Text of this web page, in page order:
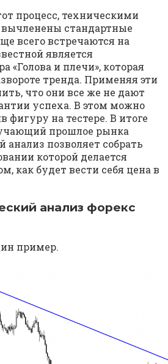
процесс, техническими
стандартные
всего встречаются на
является
«Голова и плечи», которая
тренда. Применяя эти
что они все же не дают
успеха. В этом можно
фигуру на тестере. В итоге
прошлое рынка
анализ позволяет собрать
которой делается
как будет вести себя цена в
анализ форекс
пример.